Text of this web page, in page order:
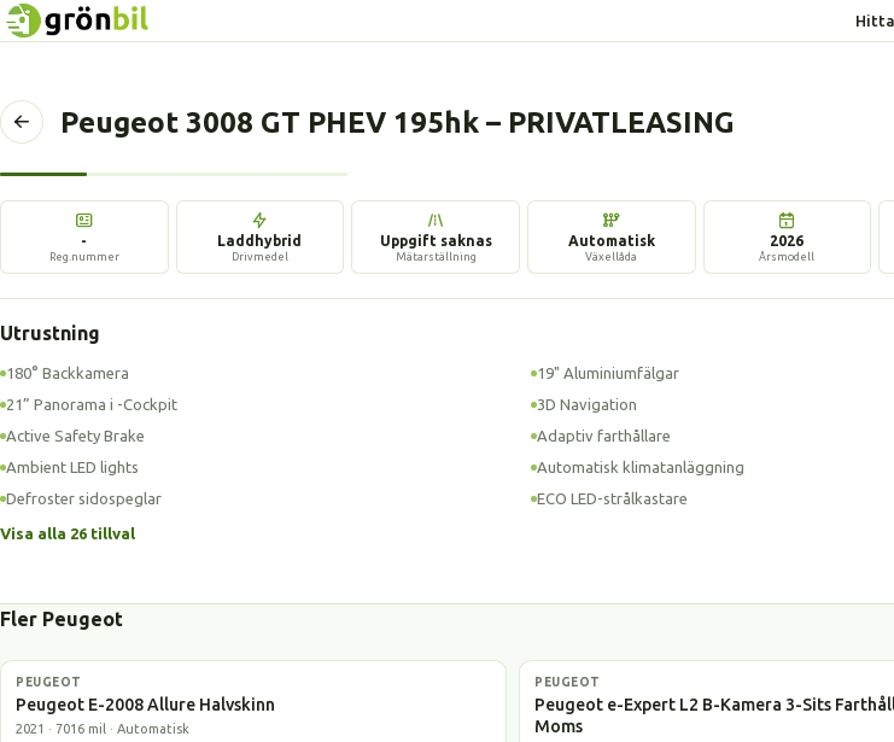
Tillbaka
föregående
sida
Peugeot 3008 GT PHEV 195hk – PRIVATLEASING
-
Reg.nummer
Laddhybrid
Drivmedel
Uppgift saknas
Mätarställning
Automatisk
Växellåda
2026
Årsmodell
Utrustning
180° Backkamera
19" Aluminiumfälgar
21” Panorama i -Cockpit
3D Navigation
Active Safety Brake
Adaptiv farthållare
Ambient LED lights
Automatisk klimatanläggning
Defroster sidospeglar
ECO LED-strålkastare
Visa alla 26 tillval
Fler Peugeot
Elbil
PEUGEOT
Peugeot E-2008 Allure Halvskinn
2021 · 7016 mil · Automatisk
Elbil
PEUGEOT
Peugeot e-Expert L2 B-Kamera 3-Sits
Moms